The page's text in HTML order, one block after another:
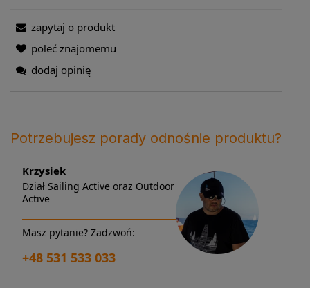
zapytaj o produkt
poleć znajomemu
dodaj opinię
Potrzebujesz porady odnośnie produktu?
Krzysiek
Dział Sailing Active oraz Outdoor
Active
Masz pytanie? Zadzwoń:
+48 531 533 033